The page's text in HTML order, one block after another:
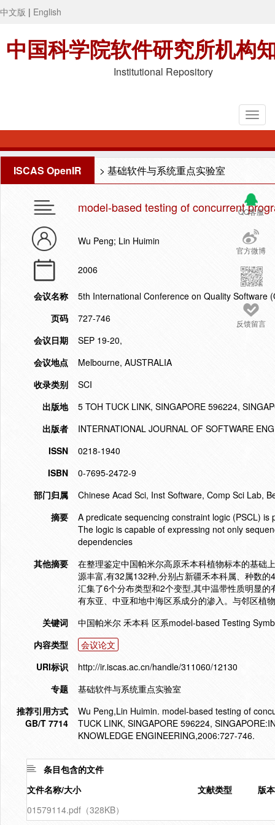
中文版 | English
中国科学院软件研究所机构
Institutional Repository
ISCAS OpenIR > 基础软件与系统重点实验室
QQ客服
官方微博
反馈留言
model-based testing of concurrent
Wu Peng; Lin Huimin
2006
会议名称
5th International Conference on Quality Software
页码
727-746
会议日期
SEP 19-20,
会议地点
Melbourne, AUSTRALIA
收录类别
SCI
出版地
5 TOH TUCK LINK, SINGAPORE 596224,
出版者
INTERNATIONAL JOURNAL OF SOFTWARE
ISSN
0218-1940
ISBN
0-7695-2472-9
部门归属
Chinese Acad Sci, Inst Software, Comp Sci Lab,
摘要
A predicate sequencing constraint logic (PSCL)
The logic is capable of expressing not only
dependencies
其他摘要
在整理鉴定中国帕米尔高原禾本科植物标本的基础
源丰富,有32属132种,分别占新疆禾本科属、种数
汇集了6个分布类型和2个变型,其中温带性质明显
有东亚、中亚和地中海区系成分的渗入。与邻区
关键词
中国帕米尔 禾本科 区系model-based Testing
内容类型
会议论文
URI标识
http://ir.iscas.ac.cn/handle/311060/12130
专题
基础软件与系统重点实验室
推荐引用方式
GB/T 7714
Wu Peng,Lin Huimin. model-based testing of
TUCK LINK, SINGAPORE 596224,
KNOWLEDGE ENGINEERING,2006:727-746.
条目包含的文件
文件名称/大小
文献类型
版
01579114.pdf（328KB）